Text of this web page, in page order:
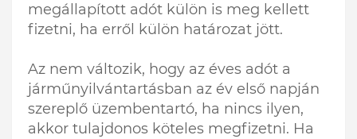
megállapított adót külön is meg kellett
fizetni, ha erről külön határozat jött.
Az nem változik, hogy az éves adót a
járműnyilvántartásban az év első napján
szereplő üzembentartó, ha nincs ilyen,
akkor tulajdonos köteles megfizetni. Ha